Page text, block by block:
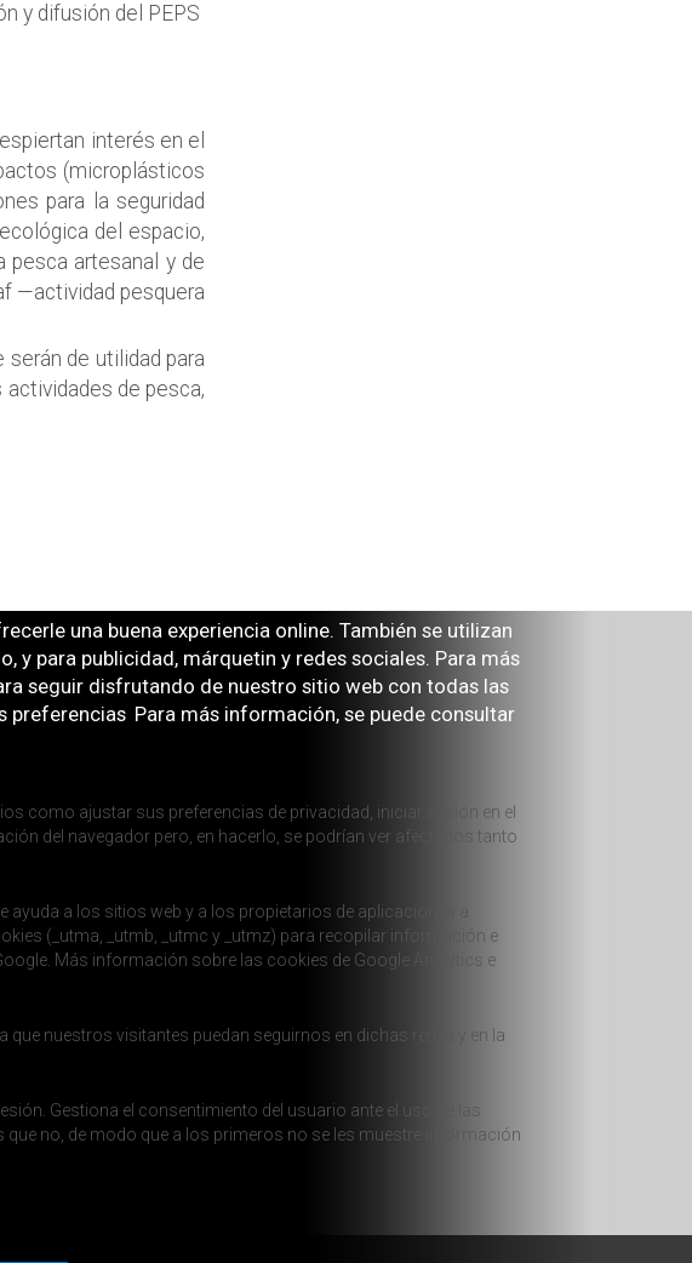
y difusión del PEPS
interés en el
(microplásticos
para la seguridad
del espacio,
pesca artesanal y de
—actividad pesquera
de utilidad para
de pesca,
una buena experiencia online. También se utilizan
para publicidad, márquetin y redes sociales. Para más
seguir disfrutando de nuestro sitio web con todas las
preferencias Para más información, se puede consultar
como ajustar sus preferencias de privacidad, iniciar sesión en el
del navegador pero, en hacerlo, se podrían ver afectados tanto
ayuda a los sitios web y a los propietarios de aplicaciones a
(_utma, _utmb, _utmc y _utmz) para recopilar información e
Más información sobre las cookies de Google Analytics e
nuestros visitantes puedan seguirnos en dichas redes y en la
Gestiona el consentimiento del usuario ante el uso de las
no, de modo que a los primeros no se les muestre información